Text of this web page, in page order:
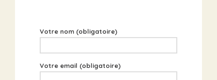
Votre nom (obligatoire)
Votre email (obligatoire)